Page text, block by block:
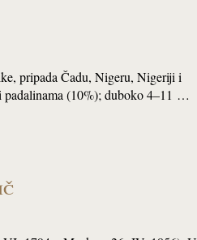
pripada Čadu, Nigeru, Nigeriji i
padalinama (10%); duboko 4–11 …